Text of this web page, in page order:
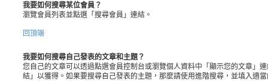
我要如何搜尋某位會員？
瀏覽會員列表並點選「搜尋會員」連結。
回頂端
我要如何搜尋自己發表的文章和主題？
您自己的文章可以透過點選會員控制台或瀏覽個人資料中「顯示您的文章」
結」以獲得。如果要搜尋自己發表的主題，那麼請使用進階搜尋，並填入適